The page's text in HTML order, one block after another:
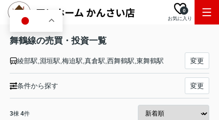
お気に入り
0
舞鶴線の売買・投資一覧
綾部駅,淵垣駅,梅迫駅,真倉駅,西舞鶴駅,東舞鶴駅 変更
条件から探す 変更
3棟 4件